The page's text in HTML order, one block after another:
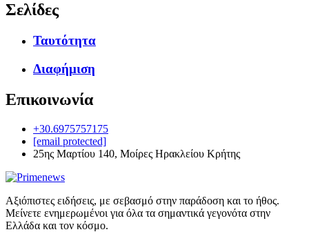
Σελίδες
Ταυτότητα
Διαφήμιση
Επικοινωνία
+30.6975757175
[email protected]
25ης Μαρτίου 140, Μοίρες Ηρακλείου Κρήτης
Αξιόπιστες ειδήσεις, με σεβασμό στην παράδοση και το ήθος.
Μείνετε ενημερωμένοι για όλα τα σημαντικά γεγονότα στην
Ελλάδα και τον κόσμο.